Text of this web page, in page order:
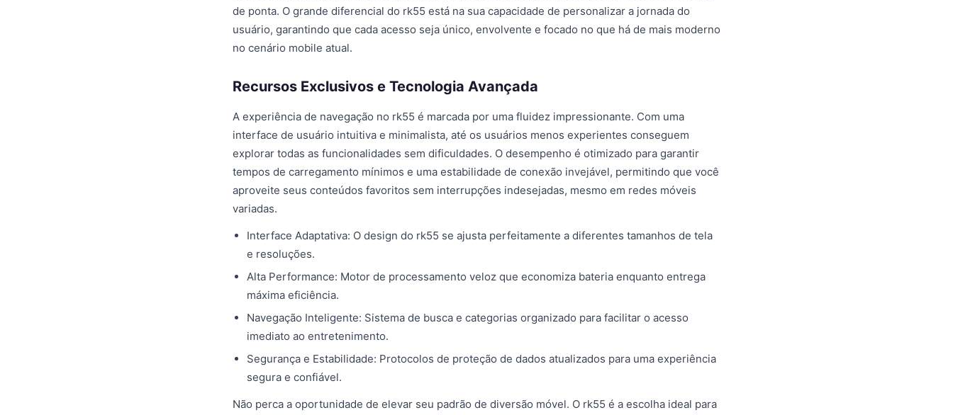
de ponta. O grande diferencial do rk55 está na sua capacidade de personalizar a jornada do
usuário, garantindo que cada acesso seja único, envolvente e focado no que há de mais moderno
no cenário mobile atual.
Recursos Exclusivos e Tecnologia Avançada
A experiência de navegação no rk55 é marcada por uma fluidez impressionante. Com uma
interface de usuário intuitiva e minimalista, até os usuários menos experientes conseguem
explorar todas as funcionalidades sem dificuldades. O desempenho é otimizado para garantir
tempos de carregamento mínimos e uma estabilidade de conexão invejável, permitindo que você
aproveite seus conteúdos favoritos sem interrupções indesejadas, mesmo em redes móveis
variadas.
Interface Adaptativa: O design do rk55 se ajusta perfeitamente a diferentes tamanhos de tela
e resoluções.
Alta Performance: Motor de processamento veloz que economiza bateria enquanto entrega
máxima eficiência.
Navegação Inteligente: Sistema de busca e categorias organizado para facilitar o acesso
imediato ao entretenimento.
Segurança e Estabilidade: Protocolos de proteção de dados atualizados para uma experiência
segura e confiável.
Não perca a oportunidade de elevar seu padrão de diversão móvel. O rk55 é a escolha ideal para